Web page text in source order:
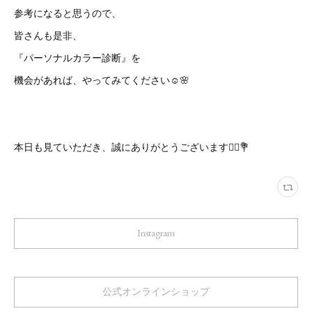
参考になると思うので、
皆さんも是非、
『パーソナルカラー診断』を
機会があれば、やってみてください☺️🌸
本日も見ていただき、誠にありがとうございます🙇‍♀️💐
Instagram
公式オンラインショップ